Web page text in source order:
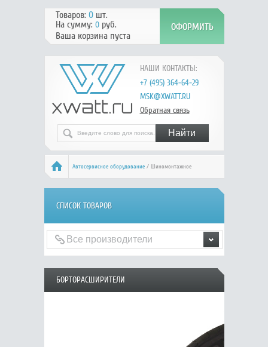
НАШИ КОНТАКТЫ:
+7 (495) 364-64-29
MSK@XWATT.RU
Обратная связь
Товаров: 0шт.
На сумму: 0руб.
Ваша корзина пуста
Автосервисное оборудование/ Шиномонтажное
оборудование
СПИСОК ТОВАРОВ
БОРТОРАСШИРИТЕЛИ